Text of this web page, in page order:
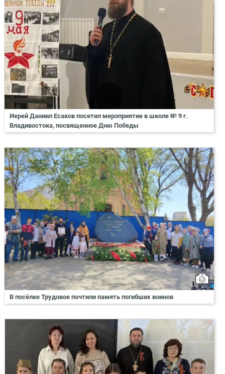
Иерей Даниил Есаков посетил мероприятие в школе № 9 г.
Владивостока, посвященное Дню Победы
В посёлке Трудовое почтили память погибших воинов